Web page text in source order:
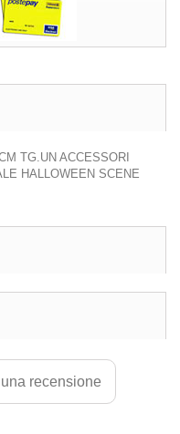
TG.UN ACCESSORI
HALLOWEEN SCENE
recensione